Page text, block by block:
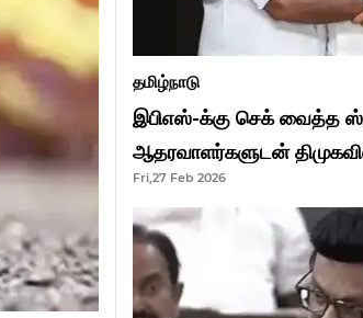
தமிழ்நாடு
இபிஎஸ்-க்கு செக் வைத்த
ஆதரவாளர்களுடன்
Fri,27 Feb 2026